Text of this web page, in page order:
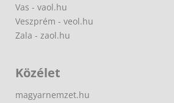
Vas - vaol.hu
Veszprém - veol.hu
Zala - zaol.hu
Közélet
magyarnemzet.hu